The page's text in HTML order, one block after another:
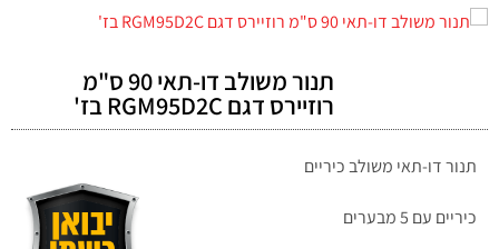
תנור משולב דו-תאי 90 ס"מ
רוזיירס דגם RGM95D2C בז'
תנור דו-תאי משולב כיריים
כיריים עם 5 מבערים